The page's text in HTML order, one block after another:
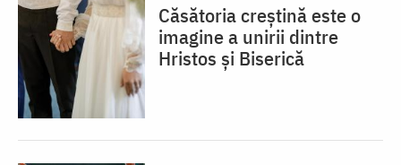
Căsătoria creștină este o
imagine a unirii dintre
Hristos și Biserică